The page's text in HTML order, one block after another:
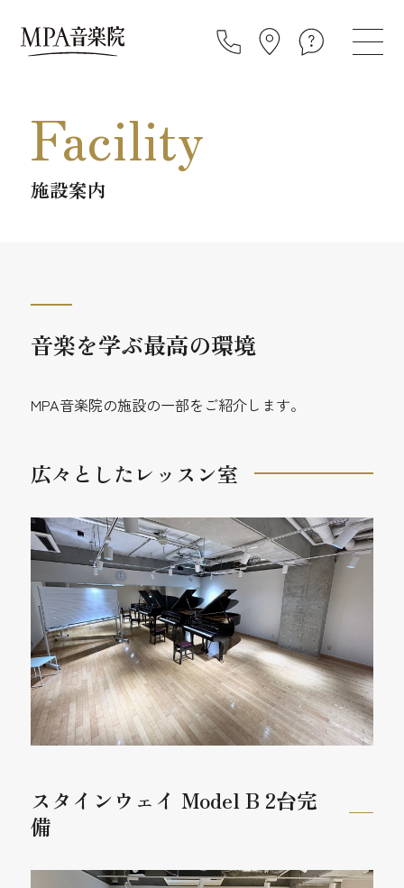
Facility
施設案内
音楽を学ぶ最高の環境
MPA音楽院の施設の一部をご紹介します。
広々としたレッスン室
スタインウェイ Model B 2台完
備